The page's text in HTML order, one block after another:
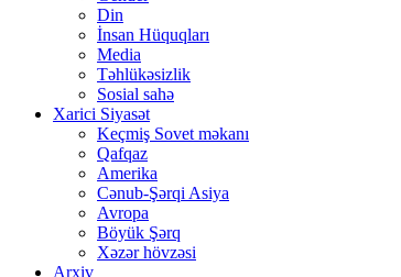
Din
İnsan Hüquqları
Media
Təhlükəsizlik
Sosial sahə
Xarici Siyasət
Keçmiş Sovet məkanı
Qafqaz
Amerika
Cənub-Şərqi Asiya
Avropa
Böyük Şərq
Xəzər hövzəsi
Arxiv